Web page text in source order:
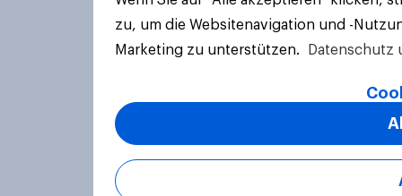
zu, um die Websitenavigation und -
Marketing zu unterstützen.
Datenschutz